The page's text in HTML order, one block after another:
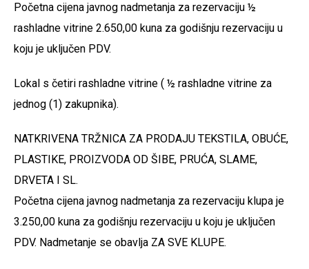
Početna cijena javnog nadmetanja za rezervaciju ½
rashladne vitrine 2.650,00 kuna za godišnju rezervaciju u
koju je uključen PDV.
Lokal s četiri rashladne vitrine ( ½ rashladne vitrine za
jednog (1) zakupnika).
NATKRIVENA TRŽNICA ZA PRODAJU TEKSTILA, OBUĆE,
PLASTIKE, PROIZVODA OD ŠIBE, PRUĆA, SLAME,
DRVETA I SL.
Početna cijena javnog nadmetanja za rezervaciju klupa je
3.250,00 kuna za godišnju rezervaciju u koju je uključen
PDV. Nadmetanje se obavlja ZA SVE KLUPE.